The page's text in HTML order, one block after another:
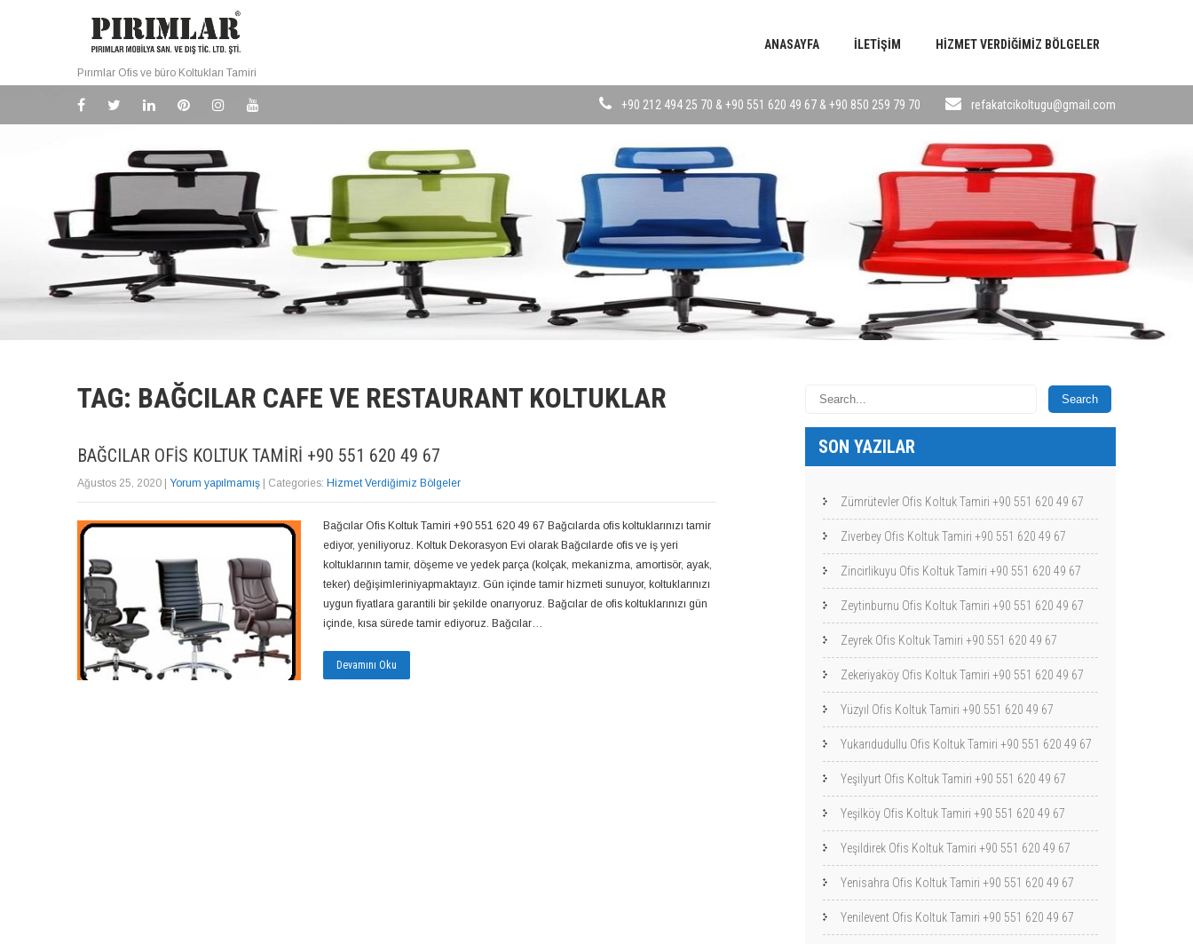
Pırımlar Ofis ve büro Koltukları Tamiri
ANASAYFA İLETIŞIM HIZMET VERDIĞIMIZ BÖLGELER
+90 212 494 25 70 & +90 551 620 49 67 & +90 850 259 79 70 refakatcikoltugu@gmail.com
TAG: BAĞCILAR CAFE VE RESTAURANT KOLTUKLAR
BAĞCILAR OFIS KOLTUK TAMIRI +90 551 620 49 67
Ağustos 25, 2020 Yorum yapılmamış | Categories: Hizmet Verdiğimiz Bölgeler
Bağcılar Ofis Koltuk Tamiri +90 551 620 49 67 Bağcılarda ofis koltuklarınızı tamir
ediyor, yeniliyoruz. Koltuk Dekorasyon Evi olarak Bağcılarde ofis ve iş yeri
koltuklarının tamir, döşeme ve yedek parça (kolçak, mekanizma, amortisör, ayak,
teker) değişimleriniyapmaktayız. Gün içinde tamir hizmeti sunuyor, koltuklarınızı
uygun fiyatlara garantili bir şekilde onarıyoruz. Bağcılar de ofis koltuklarınızı gün
içinde, kısa sürede tamir ediyoruz. Bağcılar…
Devamını Oku
SON YAZILAR
Zümrütevler Ofis Koltuk Tamiri +90 551 620 49 67
Ziverbey Ofis Koltuk Tamiri +90 551 620 49 67
Zincirlikuyu Ofis Koltuk Tamiri +90 551 620 49 67
Zeytinburnu Ofis Koltuk Tamiri +90 551 620 49 67
Zeyrek Ofis Koltuk Tamiri +90 551 620 49 67
Zekeriyaköy Ofis Koltuk Tamiri +90 551 620 49 67
Yüzyıl Ofis Koltuk Tamiri +90 551 620 49 67
Yukarıdudullu Ofis Koltuk Tamiri +90 551 620 49 67
Yeşilyurt Ofis Koltuk Tamiri +90 551 620 49 67
Yeşilköy Ofis Koltuk Tamiri +90 551 620 49 67
Yeşildirek Ofis Koltuk Tamiri +90 551 620 49 67
Yenisahra Ofis Koltuk Tamiri +90 551 620 49 67
Yenilevent Ofis Koltuk Tamiri +90 551 620 49 67